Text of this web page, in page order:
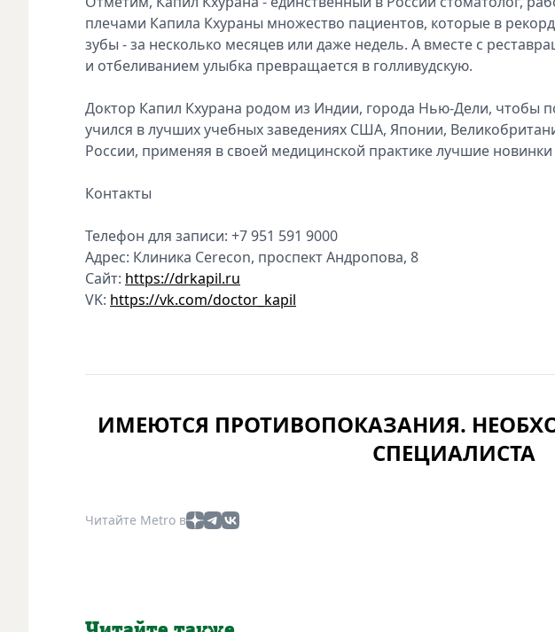
плечами Капила Кхураны множество пациентов, которые в
зубы - за несколько месяцев или даже недель. А вместе с
и отбеливанием улыбка превращается в голливудскую.
Доктор Капил Кхурана родом из Индии, города Нью-Дели, чтобы
учился в лучших учебных заведениях США, Японии,
России, применяя в своей медицинской практике лучшие новинки
Контакты
Телефон для записи: +7 951 591 9000
Адрес: Клиника Cerecon, проспект Андропова, 8
Сайт: https://drkapil.ru
VK: https://vk.com/doctor_kapil
ИМЕЮТСЯ ПРОТИВОПОКАЗАНИЯ.
СПЕЦИАЛИСТА
Читайте Metro в